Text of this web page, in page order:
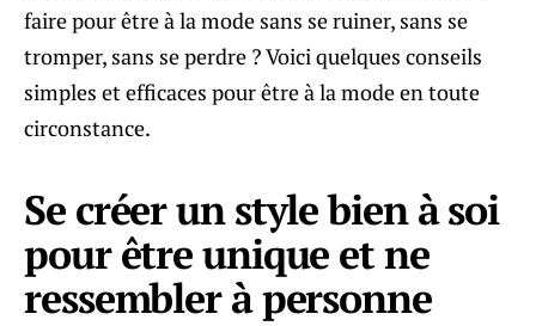
faire pour être à la mode sans se ruiner, sans se
tromper, sans se perdre ? Voici quelques conseils
simples et efficaces pour être à la mode en toute
circonstance.
Se créer un style bien à soi
pour être unique et ne
ressembler à personne